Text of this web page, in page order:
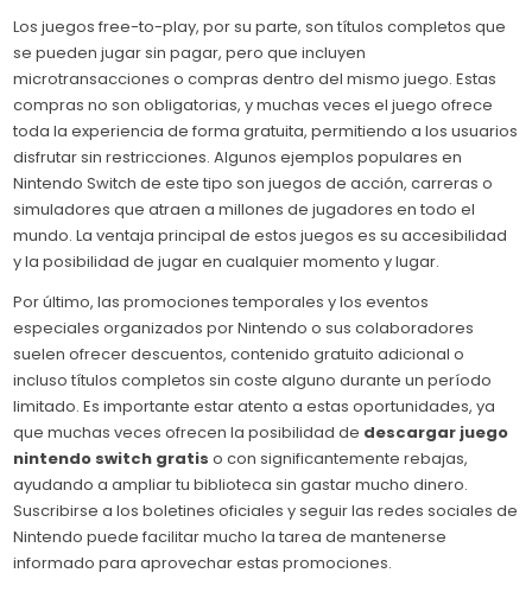
Los juegos free-to-play, por su parte, son títulos completos que
se pueden jugar sin pagar, pero que incluyen
microtransacciones o compras dentro del mismo juego. Estas
compras no son obligatorias, y muchas veces el juego ofrece
toda la experiencia de forma gratuita, permitiendo a los usuarios
disfrutar sin restricciones. Algunos ejemplos populares en
Nintendo Switch de este tipo son juegos de acción, carreras o
simuladores que atraen a millones de jugadores en todo el
mundo. La ventaja principal de estos juegos es su accesibilidad
y la posibilidad de jugar en cualquier momento y lugar.
Por último, las promociones temporales y los eventos
especiales organizados por Nintendo o sus colaboradores
suelen ofrecer descuentos, contenido gratuito adicional o
incluso títulos completos sin coste alguno durante un período
limitado. Es importante estar atento a estas oportunidades, ya
que muchas veces ofrecen la posibilidad de descargar juego
nintendo switch gratis o con significantemente rebajas,
ayudando a ampliar tu biblioteca sin gastar mucho dinero.
Suscribirse a los boletines oficiales y seguir las redes sociales de
Nintendo puede facilitar mucho la tarea de mantenerse
informado para aprovechar estas promociones.